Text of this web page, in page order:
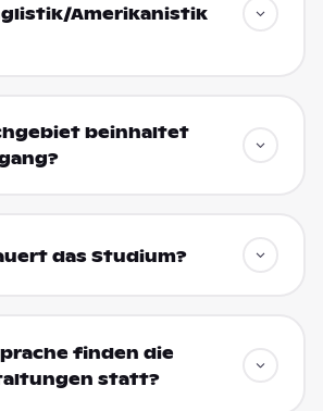
Amerikanistik
beinhaltet
das Studium?
finden die
statt?